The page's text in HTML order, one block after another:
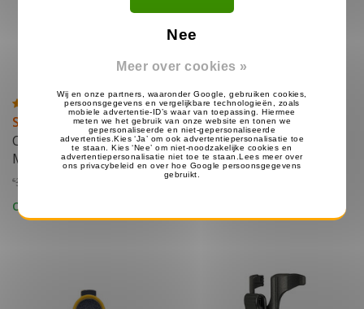
Sale
C-Shape Motorola
MOTOTRBO SL Serie
€34.99
Op voorraad
Sale
Heavy Duty Headset
Motorola SL Serie
35.99
Nee
Meer over cookies »